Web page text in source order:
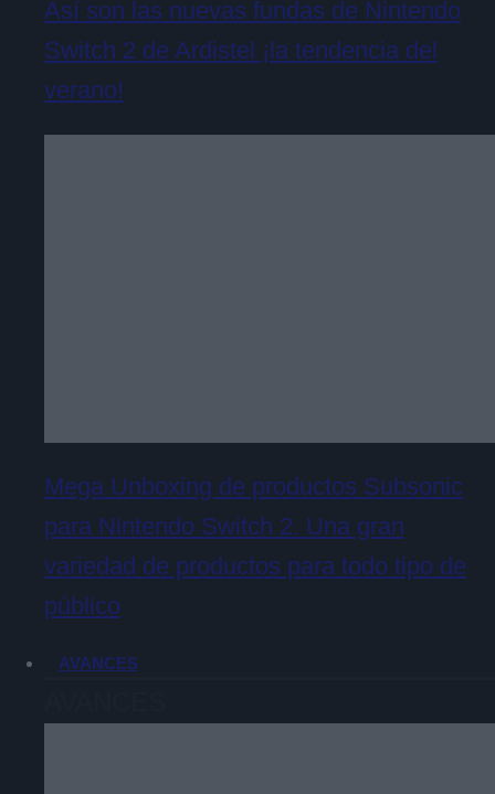
Así son las nuevas fundas de Nintendo
Switch 2 de Ardistel ¡la tendencia del
verano!
Mega Unboxing de productos Subsonic
para Nintendo Switch 2. Una gran
variedad de productos para todo tipo de
público
AVANCES